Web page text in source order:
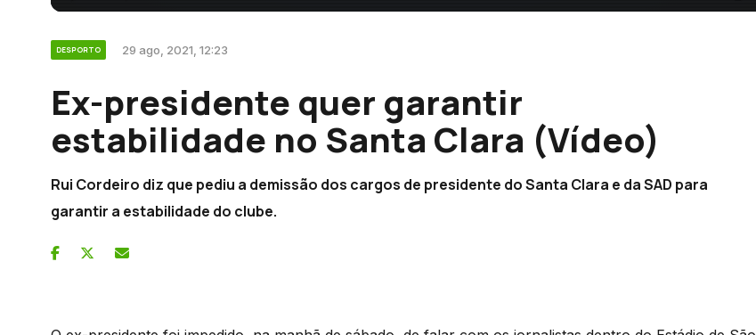
DESPORTO 29 ago, 2021, 12:23
Ex-presidente quer garantir
estabilidade no Santa Clara (Vídeo)
Rui Cordeiro diz que pediu a demissão dos cargos de presidente do Santa Clara e da SAD para
garantir a estabilidade do clube.